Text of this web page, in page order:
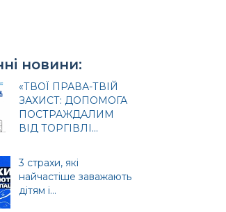
новини:
«ТВОЇ ПРАВА-ТВІЙ
ЗАХИСТ: ДОПОМОГА
ПОСТРАЖДАЛИМ
ВІД ТОРГІВЛІ...
3 страхи, які
найчастіше заважають
дітям і...